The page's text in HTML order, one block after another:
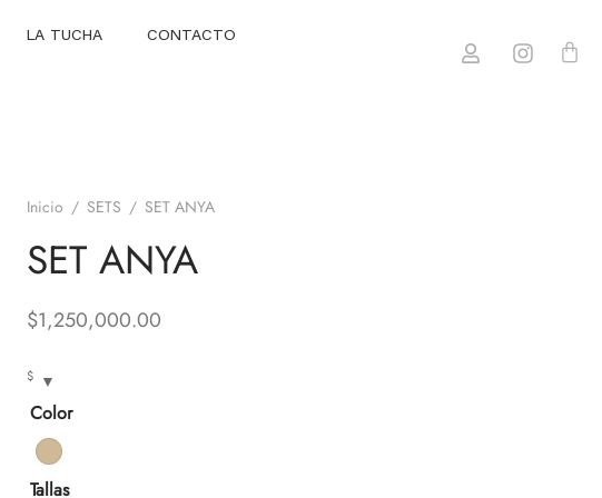
LA TUCHA CONTACTO
Inicio / SETS / SET ANYA
SET ANYA
$1,250,000.00
$
Color
Tallas